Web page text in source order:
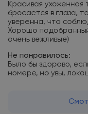
Красивая
бросается в глаза,
уверенна, что
Хорошо
очень вежливые)
Не понравилось:
Было бы здорово,
номере, но увы,